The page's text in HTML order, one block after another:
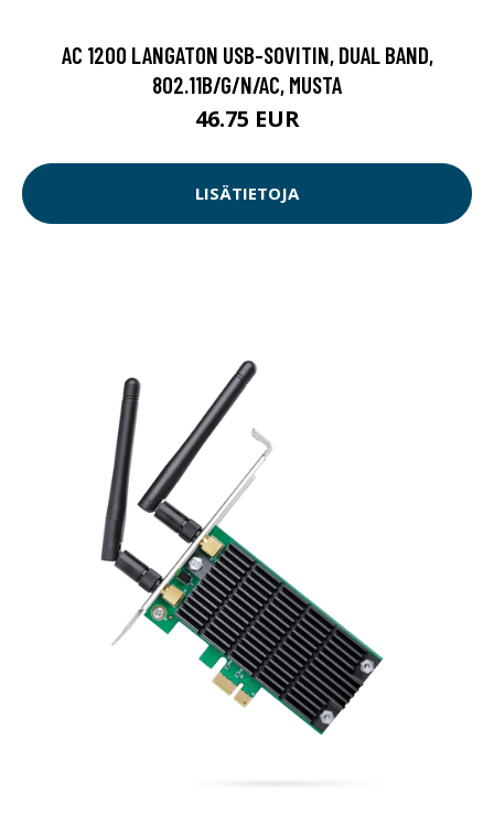
AC 1200 LANGATON USB-SOVITIN, DUAL BAND,
802.11B/G/N/AC, MUSTA
46.75 EUR
LISÄTIETOJA